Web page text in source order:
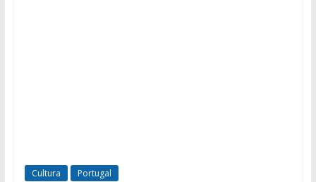
Cultura Portugal